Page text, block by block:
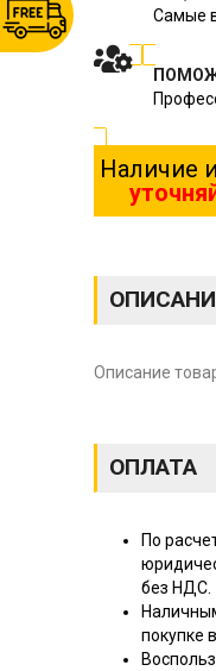
Самые
Наличие
Описание
ОПЛАТА
По
без НДС.
покупке